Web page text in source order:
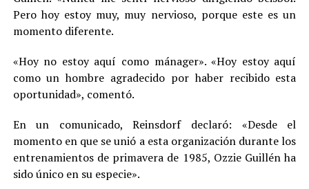
Pero hoy estoy muy, muy nervioso, porque este es un
momento diferente.
«Hoy no estoy aquí como mánager». «Hoy estoy aquí
como un hombre agradecido por haber recibido esta
oportunidad», comentó.
En un comunicado, Reinsdorf declaró: «Desde el
momento en que se unió a esta organización durante los
entrenamientos de primavera de 1985, Ozzie Guillén ha
sido único en su especie».